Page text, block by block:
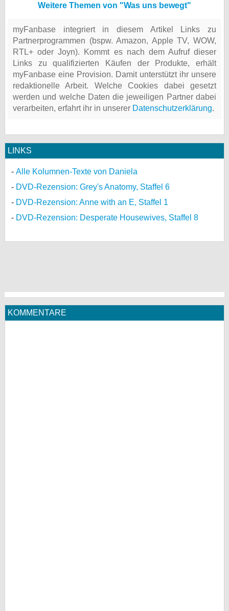
Weitere Themen von "Was uns bewegt"
myFanbase integriert in diesem Artikel Links zu
Partnerprogrammen (bspw. Amazon, Apple TV, WOW,
RTL+ oder Joyn). Kommt es nach dem Aufruf dieser
Links zu qualifizierten Käufen der Produkte, erhält
myFanbase eine Provision. Damit unterstützt ihr unsere
redaktionelle Arbeit. Welche Cookies dabei gesetzt
werden und welche Daten die jeweiligen Partner dabei
verarbeiten, erfahrt ihr in unserer Datenschutzerklärung.
LINKS
Alle Kolumnen-Texte von Daniela
DVD-Rezension: Grey's Anatomy, Staffel 6
DVD-Rezension: Anne with an E, Staffel 1
DVD-Rezension: Desperate Housewives, Staffel 8
KOMMENTARE